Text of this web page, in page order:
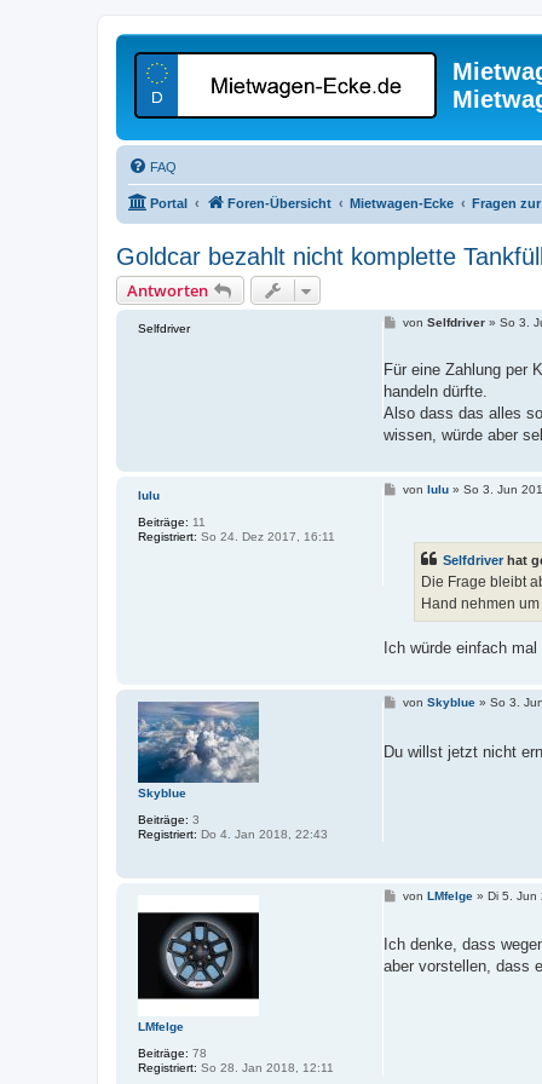
FAQ
Portal Foren-Übersicht Mietwagen-Ecke Fragen
Goldcar bezahlt nicht komplette
Antworten
Selfdriver
B
t
r
a
g
von Selfdriver» So 3.
Für eine Zahlung per
handeln dürfte.
Also dass das alles
wissen, würde aber
lulu
Beiträge: 11
Registriert: So 24. Dez 2017, 16:11
Bvon lulu» So 3. Jun
Selfdriver hat
Die Frage bleibt
Hand nehmen
Ich würde einfach
Skyblue
Beiträge: 3
Registriert: Do 4. Jan 2018, 22:43
B
r
von Skyblue» So 3.
Du willst jetzt nicht
LMfelge
Beiträge: 78
Registriert: So 28. Jan 2018, 12:11
B
t
r
a
von LMfelge» Di 5. Jun
Ich denke, dass
aber vorstellen, dass